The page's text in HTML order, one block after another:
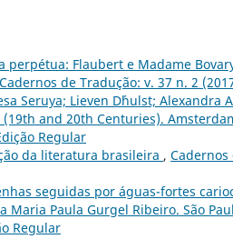
perpétua: Flaubert e Madame
Cadernos de Tradução: v. 37 n. 2
Seruya; Lieven D´hulst; Alexandra
and 20th Centuries).
Regular
da literatura brasileira , Cadernos
seguidas por águas-fortes
Paula Gurgel Ribeiro. São
Regular